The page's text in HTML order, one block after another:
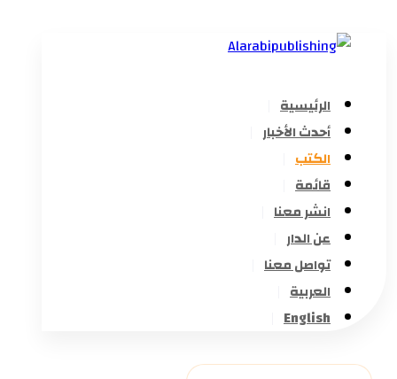
الرئيسية
أحدث الأخبار
الكتب
قائمة
انشر معنا
عن الدار
تواصل معنا
العربية
English